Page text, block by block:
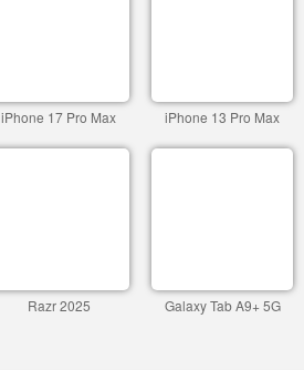
iPhone 17 Pro Max iPhone 13 Pro Max
Razr 2025 Galaxy Tab A9+ 5G